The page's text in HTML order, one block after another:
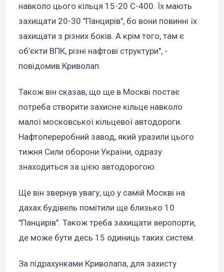
навколо цього кільця 15-20 С-400. Їх мають
захищати 20-30 "Панцирів", бо вони повинні їх
захищати з різних боків. А крім того, там є
об’єкти ВПК, різні нафтові структури", -
повідомив Криволап.
Також він сказав, що ще в Москві постає
потреба створити захисне кільце навколо
малої московської кільцевої автодороги.
Нафтопереробний завод, який уразили цього
тижня Сили оборони України, одразу
знаходиться за цією автодорогою.
Ще він звернув увагу, що у самій Москві на
дахах будівель помітили ще близько 10
"Панцирів". Також треба захищати аеропорти,
де може бути десь 15 одиниць таких систем.
За підрахунками Криволапа, для захисту